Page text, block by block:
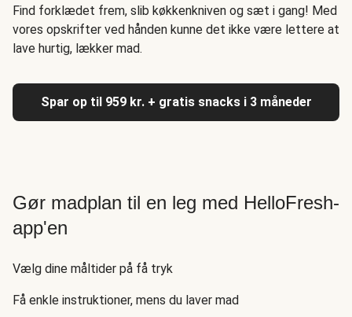
Find forklædet frem, slib køkkenkniven og sæt i gang! Med
vores opskrifter ved hånden kunne det ikke være lettere at
lave hurtig, lækker mad.
Spar op til 959 kr. + gratis snacks i 3 måneder
Gør madplan til en leg med HelloFresh-
app'en
Vælg dine måltider på få tryk
Få enkle instruktioner, mens du laver mad